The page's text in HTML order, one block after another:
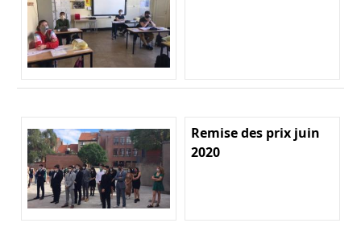
Remise des prix juin
2020